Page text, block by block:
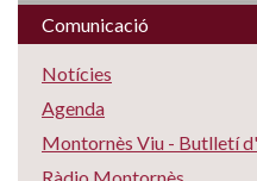
Comunicació
Notícies
Agenda
Montornès Viu - Butlletí
Ràdio Montornès